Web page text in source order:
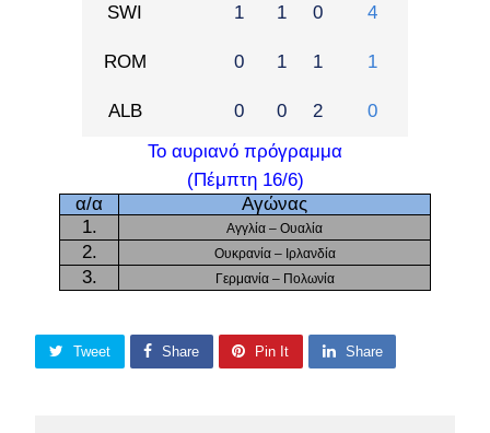
SWI 1 1 0 4
ROM 0 1 1 1
ALB 0 0 2
0
Το αυριανό πρόγραμμα
(Πέμπτη 16/6)
α/α
Αγώνας
1.
Αγγλία – Ουαλία
2. Ουκρανία – Ιρλανδία
3. Γερμανία – Πολωνία
Tweet Share Pin It Share